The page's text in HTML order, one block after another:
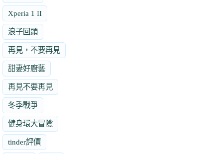
Xperia 1 II
浪子回頭
再見，不要再見
甜妻好廚藝
再見不要再見
冬季戰爭
健身環大冒險
tinder評價